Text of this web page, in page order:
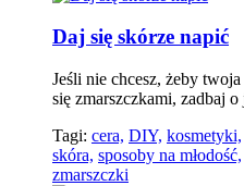
Daj się skórze napić
Jeśli nie chcesz, żeby
się zmarszczkami, zadbaj
Tagi: cera, DIY, kosmetyki,
skóra, sposoby na młodość,
zmarszczki